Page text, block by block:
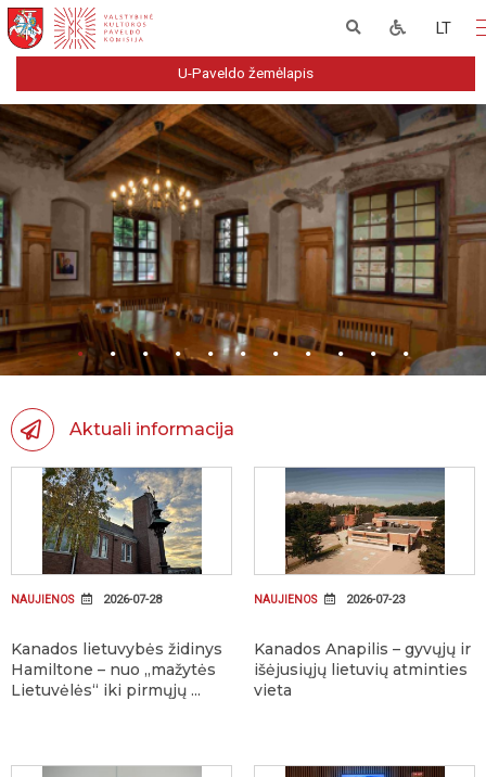
LT
U-Paveldo žemėlapis
Aktuali informacija
NAUJIENOS 2026-07-28
Kanados lietuvybės židinys
Hamiltone – nuo „mažytės
Lietuvėlės“ iki pirmųjų ...
NAUJIENOS 2026-07-23
Kanados Anapilis – gyvųjų ir
išėjusiųjų lietuvių atminties
vieta